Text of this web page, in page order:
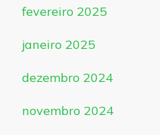
fevereiro 2025
janeiro 2025
dezembro 2024
novembro 2024